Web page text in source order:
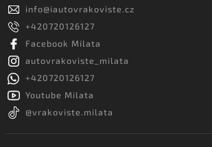
info@iautovrakoviste.cz
+420720126127
Facebook Milata
autovrakoviste_milata
+420720126127
Youtube Milata
@vrakoviste.milata